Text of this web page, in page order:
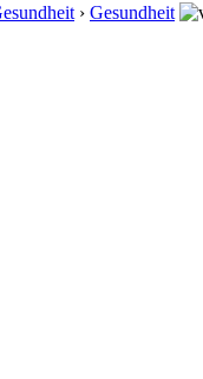
› Gesundheit